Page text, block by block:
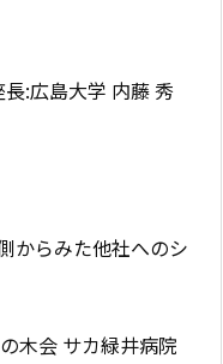
大学 内藤 秀
からみた他社へのシ
サカ緑井病院